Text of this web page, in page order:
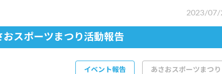
2023/07/
スポーツまつり活動報告
イベント報告 あさおスポーツまつり